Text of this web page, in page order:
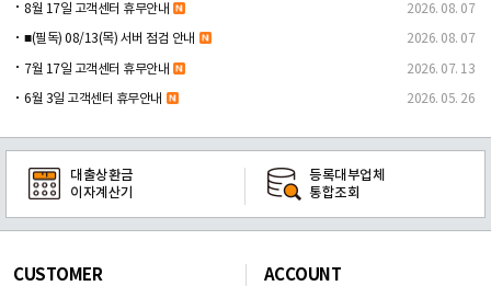
8월 17일 고객센터 휴무안내 2026. 08. 07
■(필독) 08/13(목) 서버 점검 안내 2026. 08. 07
7월 17일 고객센터 휴무안내 2026. 07. 13
6월 3일 고객센터 휴무안내 2026. 05. 26
대출상환금
이자계산기
등록대부업체
통합조회
CUSTOMER ACCOUNT